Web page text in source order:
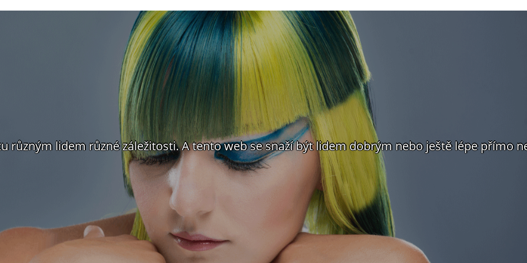
různým lidem různé záležitosti. A tento web se snaží být lidem dobrým nebo ještě lépe přímo